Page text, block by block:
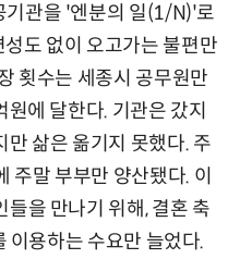
기관을 '엔분의 일(1/N)'로
도 없이 오고가는 불편만
횟수는 세종시 공무원만
에 달한다. 기관은 갔지
만 삶은 옮기지 못했다. 주
주말 부부만 양산됐다. 이
들을 만나기 위해, 결혼 축
이용하는 수요만 늘었다.